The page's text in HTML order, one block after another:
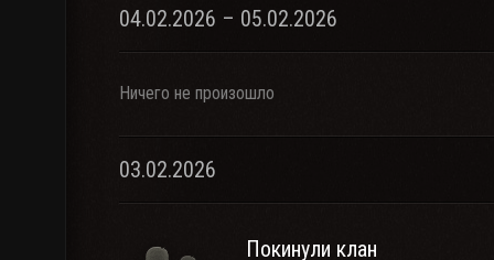
04.02.2026 – 05.02.2026
Ничего не произошло
03.02.2026
Покинули клан